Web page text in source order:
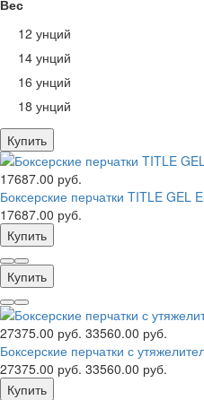
Вес
12 унций
14 унций
16 унций
18 унций
Купить
17687.00 руб.
Боксерские перчатки TITLE GEL
17687.00 руб.
Купить
Купить
27375.00 руб. 33560.00 руб.
Боксерские перчатки с
27375.00 руб. 33560.00 руб.
Купить